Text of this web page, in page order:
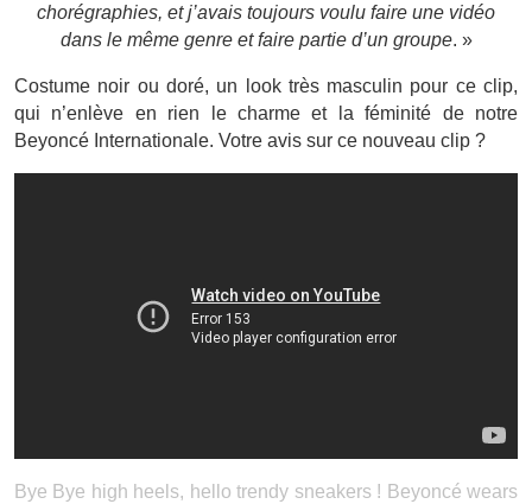
chorégraphies, et j’avais toujours voulu faire une vidéo
dans le même genre et faire partie d’un groupe. »
Costume noir ou doré, un look très masculin pour ce clip,
qui n’enlève en rien le charme et la féminité de notre
Beyoncé Internationale. Votre avis sur ce nouveau clip ?
Bye Bye high heels, hello trendy sneakers ! Beyoncé wears